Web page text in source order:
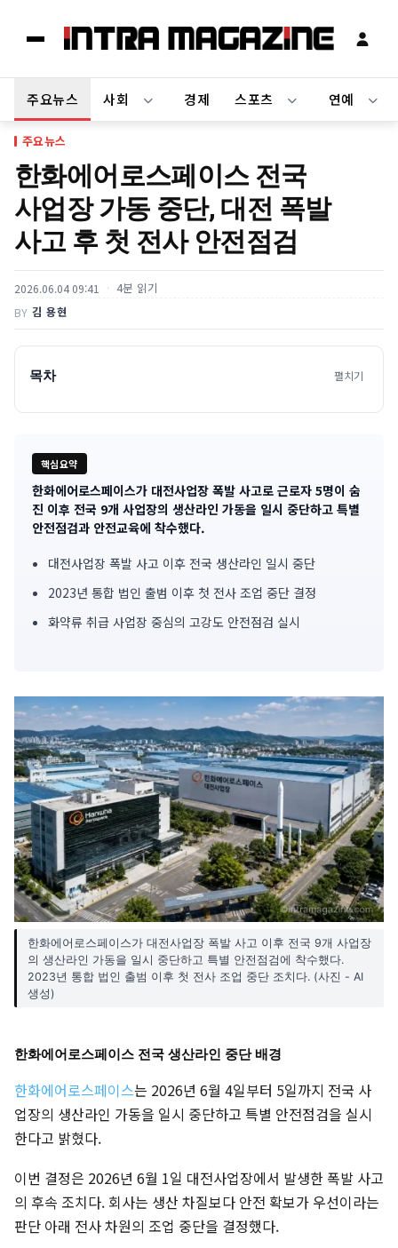
주요뉴스 사회 경제 스포츠 연예
주요뉴스
한화에어로스페이스 전국
사업장 가동 중단, 대전 폭발
사고 후 첫 전사 안전점검
2026.06.04 09:41 4분 읽기
BY 김 용현
목차 펼치기
핵심요약
기
사
핵
심
한화에어로스페이스가 대전사업장 폭발 사고로 근로자 5명이 숨
진 이후 전국 9개 사업장의 생산라인 가동을 일시 중단하고 특별
안전점검과 안전교육에 착수했다.
대전사업장 폭발 사고 이후 전국 생산라인 일시 중단
2023년 통합 법인 출범 이후 첫 전사 조업 중단 결정
화약류 취급 사업장 중심의 고강도 안전점검 실시
한화에어로스페이스가 대전사업장 폭발 사고 이후 전국 9개 사업장
의 생산라인 가동을 일시 중단하고 특별 안전점검에 착수했다.
2023년 통합 법인 출범 이후 첫 전사 조업 중단 조치다. (사진 - AI
생성)
한화에어로스페이스 전국 생산라인 중단 배경
한화에어로스페이스는 2026년 6월 4일부터 5일까지 전국 사
업장의 생산라인 가동을 일시 중단하고 특별 안전점검을 실시
한다고 밝혔다.
이번 결정은 2026년 6월 1일 대전사업장에서 발생한 폭발 사고
의 후속 조치다. 회사는 생산 차질보다 안전 확보가 우선이라는
판단 아래 전사 차원의 조업 중단을 결정했다.